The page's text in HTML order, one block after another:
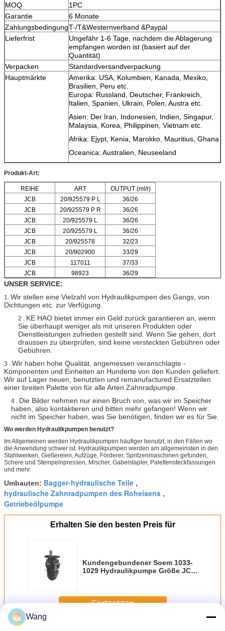
MOQ
1PC
Garantie
6 Monate
ZahlungsbedingungT-/T&Westernverband &Paypal
Lieferfrist
Ungefähr 1-6 Tage, nachdem die Ablagerung
empfangen worden ist (basiert auf der
Quantität)
Verpacken
Standardversandverpackung
Hauptmärkte
Amerika: USA, Kolumbien, Kanada, Mexiko,
Brasilien, Peru etc.
Europa: Russland, Deutscher, Frankreich,
Italien, Spanien, Ukrain, Polen, Austra etc.
Asien: Der Iran, Indonesien, Indien, Singapur,
Malaysia, Korea, Philippinen, Vietnam etc.
Afrika: Ejypt, Kenia, Marokko, Mauritius, Ghana
Oceanica: Australien, Neuseeland
Produkt-Art:
REIHE ART
OUTPUT (ml/r)
JCB
20/925579 P L
36/26
JCB
20/925579 P R
36/26
JCB
20/925579 L
36/26
JCB
20/925579 L
36/26
JCB
20/925578
32/23
JCB
20/902900
33/29
JCB
117011
37/33
JCB
98923 36/29
UNSER SERVICE:
1. Wir stellen eine Vielzahl von Hydraulikpumpen des Gangs, von
Dichtungen etc. zur Verfügung.
2 . KE HAO bietet immer ein Geld zurück garantieren an, wenn
Sie überhaupt weniger als mit unseren Produkten oder
Dienstleistungen zufrieden gestellt sind. Wenn Sie gehen, dort
draussen zu überprüfen, sind keine versteckten Gebühren oder
Gebühren.
3 . Wir haben hohe Qualität, angemessen veranschlagte -
Komponenten und Einheiten an Hunderte von den Kunden geliefert.
Wir auf Lager neuen, benutzten und remanufactured Ersatzteilen
einer breiten Palette von für alle Arten Zahnradpumpe.
4 . Die Bilder nehmen nur einen Bruch von, was wir im Speicher
haben, also kontaktieren und bitten mehr gefangen! Wenn wir
nicht im Speicher haben, was Sie benötigen, finden wir es für Sie.
Wo werden Hydraulikpumpen benutzt?
Im Allgemeinen werden Hydraulikpumpen häufiger benutzt, in den Fällen wo
die Anwendung schwer ist. Hydraulikpumpen werden am allgemeinsten in den
Stahlwerken, Gießereien, Aufzüge, Förderer, Spritzenmaschinen gefunden,
Schere und Stempelnpressen, Mischer, Gabelstapler, Palettensteckfassungen
und mehr
Umbauten: Bagger-hydraulische Teile ,
hydraulische Zahnradpumpen des Roheisens ,
Getriebeölpumpe
Erhalten Sie den besten Preis für
Kundengebundener Soem 1033-
1029 Hydraulikpumpe Größe JCB
Fortsetzen
Wang